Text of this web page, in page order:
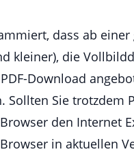
dass ab
kleiner), die
Download
Sollten Sie trotzdem
den Internet
in aktuellen